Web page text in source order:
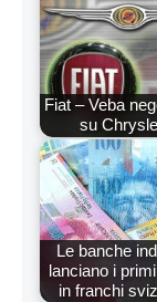
Fiat – Veba
su
Le banche
lanciano i
in franchi